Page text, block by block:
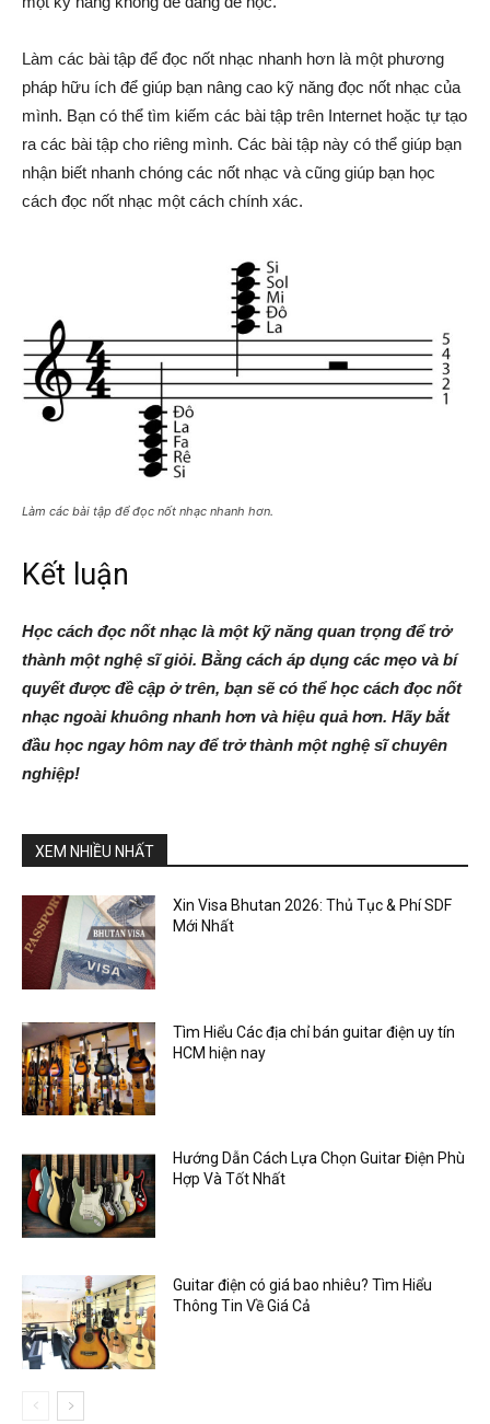
Làm các bài tập để đọc nốt nhạc nhanh hơn là một phương
pháp hữu ích để giúp bạn nâng cao kỹ năng đọc nốt nhạc của
mình. Bạn có thể tìm kiếm các bài tập trên Internet hoặc tự tạo
ra các bài tập cho riêng mình. Các bài tập này có thể giúp bạn
nhận biết nhanh chóng các nốt nhạc và cũng giúp bạn học
cách đọc nốt nhạc một cách chính xác.
Làm các bài tập để đọc nốt nhạc nhanh hơn.
Kết luận
Học cách đọc nốt nhạc là một kỹ năng quan trọng để trở
thành một nghệ sĩ giỏi. Bằng cách áp dụng các mẹo và bí
quyết được đề cập ở trên, bạn sẽ có thể học cách đọc nốt
nhạc ngoài khuông nhanh hơn và hiệu quả hơn. Hãy bắt
đầu học ngay hôm nay để trở thành một nghệ sĩ chuyên
nghiệp!
XEM NHIỀU NHẤT
Xin Visa Bhutan 2026: Thủ Tục & Phí SDF
Mới Nhất
Tìm Hiểu Các địa chỉ bán guitar điện uy tín
HCM hiện nay
Hướng Dẫn Cách Lựa Chọn Guitar Điện Phù
Hợp Và Tốt Nhất
Guitar điện có giá bao nhiêu? Tìm Hiểu
Thông Tin Về Giá Cả